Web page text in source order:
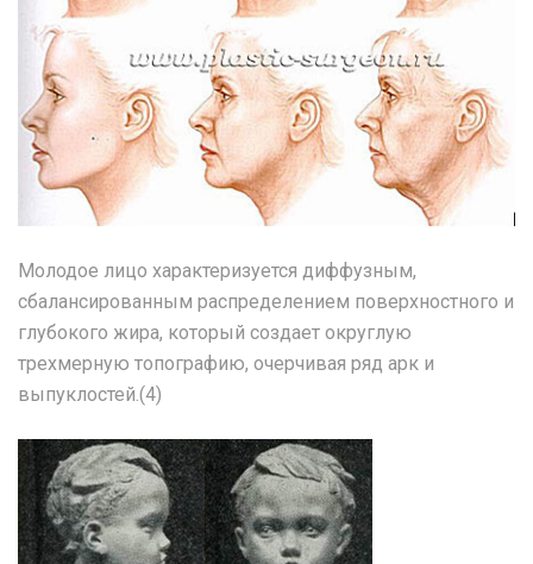
Молодое лицо характеризуется диффузным,
сбалансированным распределением поверхностного и
глубокого жира, который создает округлую
трехмерную топографию, очерчивая ряд арк и
выпуклостей.(4)